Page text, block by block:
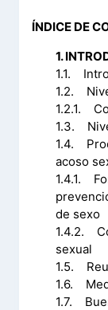
ÍNDICE DE
1.
1.1.
1.2.
1.2.1.
1.3.
1.4.
acoso
1.4.1.
de sexo
1.4.2.
sexual
1.5.
1.6.
1.7.